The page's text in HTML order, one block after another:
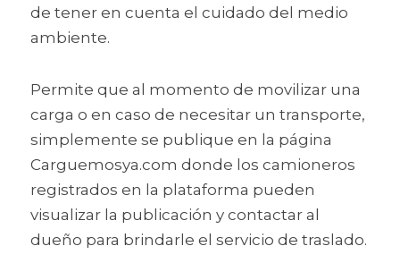
de tener en cuenta el cuidado del medio
ambiente.
Permite que al momento de movilizar una
carga o en caso de necesitar un transporte,
simplemente se publique en la página
Carguemosya.com donde los camioneros
registrados en la plataforma pueden
visualizar la publicación y contactar al
dueño para brindarle el servicio de traslado.